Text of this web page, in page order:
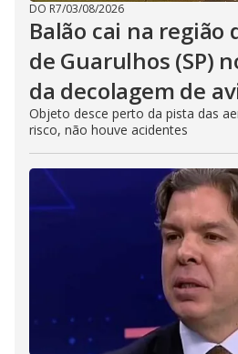
DO R7/03/08/2026
Balão cai na região
de Guarulhos (SP)
da decolagem de
Objeto desce perto da pista das
risco, não houve acidentes